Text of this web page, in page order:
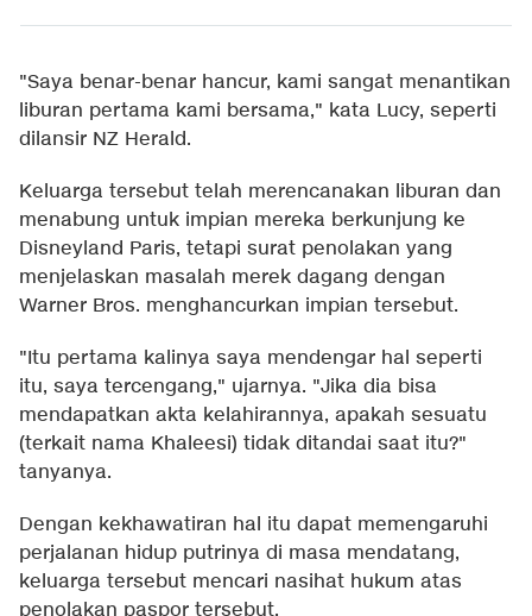
"Saya benar-benar hancur, kami sangat menantikan
liburan pertama kami bersama," kata Lucy, seperti
dilansir NZ Herald.
Keluarga tersebut telah merencanakan liburan dan
menabung untuk impian mereka berkunjung ke
Disneyland Paris, tetapi surat penolakan yang
menjelaskan masalah merek dagang dengan
Warner Bros. menghancurkan impian tersebut.
"Itu pertama kalinya saya mendengar hal seperti
itu, saya tercengang," ujarnya. "Jika dia bisa
mendapatkan akta kelahirannya, apakah sesuatu
(terkait nama Khaleesi) tidak ditandai saat itu?"
tanyanya.
Dengan kekhawatiran hal itu dapat memengaruhi
perjalanan hidup putrinya di masa mendatang,
keluarga tersebut mencari nasihat hukum atas